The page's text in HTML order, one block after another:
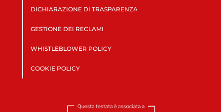
DICHIARAZIONE DI TRASPARENZA
GESTIONE DEI RECLAMI
WHISTLEBLOWER POLICY
COOKIE POLICY